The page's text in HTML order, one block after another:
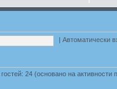
Автоматически
24 (основано на активности